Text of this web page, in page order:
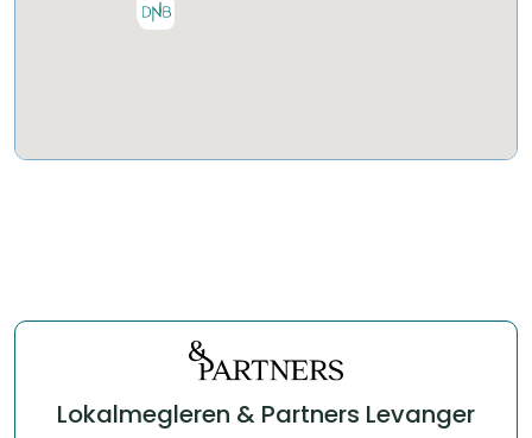
Lokalmegleren & Partners Levanger